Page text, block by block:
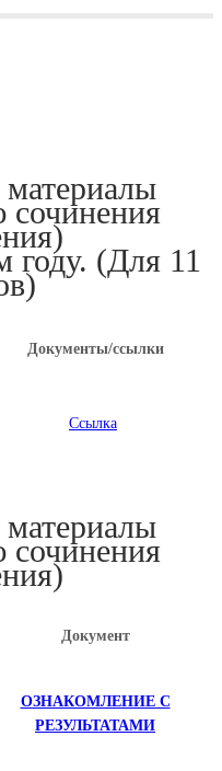
сочинения
году. (Для 11
Документы/ссылки
Ссылка
сочинения
Документ
ОЗНАКОМЛЕНИЕ С
РЕЗУЛЬТАТАМИ